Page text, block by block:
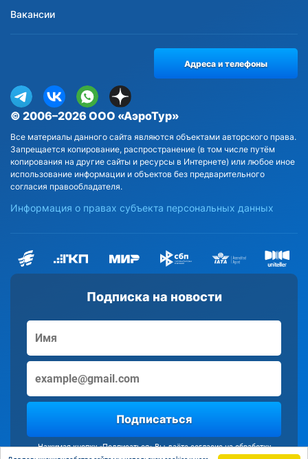
Вакансии
Подписка на новости
Подписаться
Нажимая кнопку «Подписаться» Вы даёте согласие на обработку
персональных данных
© 2006–2026 ООО «АэроТур»
Все материалы данного сайта являются объектами авторского права.
Запрещается копирование, распространение (в том числе путём
копирования на другие сайты и ресурсы в Интернете) или любое иное
использование информации и объектов без предварительного
согласия правообладателя.
Информация о правах субъекта персональных данных
Адреса и телефоны